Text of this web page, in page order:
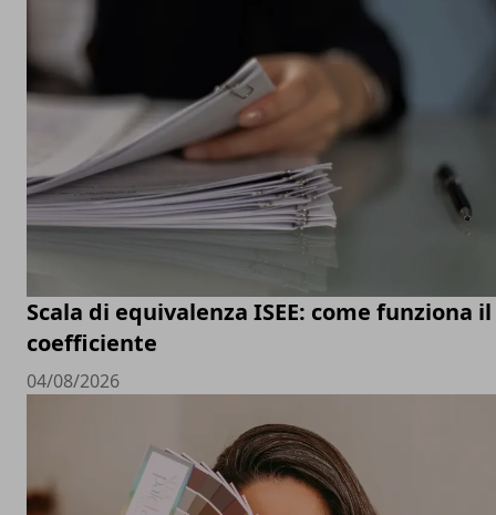
Scala di equivalenza ISEE: come funziona il
coefficiente
04/08/2026